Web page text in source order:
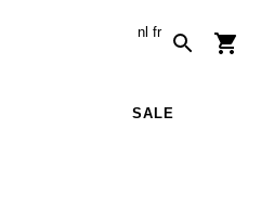
nl fr
SALE